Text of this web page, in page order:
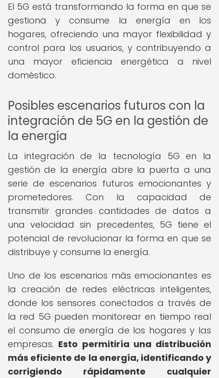
El 5G está transformando la forma en que se
gestiona y consume la energía en los
hogares, ofreciendo una mayor flexibilidad y
control para los usuarios, y contribuyendo a
una mayor eficiencia energética a nivel
doméstico.
Posibles escenarios futuros con la
integración de 5G en la gestión de
la energía
La integración de la tecnología 5G en la
gestión de la energía abre la puerta a una
serie de escenarios futuros emocionantes y
prometedores. Con la capacidad de
transmitir grandes cantidades de datos a
una velocidad sin precedentes, 5G tiene el
potencial de revolucionar la forma en que se
distribuye y consume la energía.
Uno de los escenarios más emocionantes es
la creación de redes eléctricas inteligentes,
donde los sensores conectados a través de
la red 5G pueden monitorear en tiempo real
el consumo de energía de los hogares y las
empresas. Esto permitiría una distribución
más eficiente de la energía, identificando y
corrigiendo rápidamente cualquier